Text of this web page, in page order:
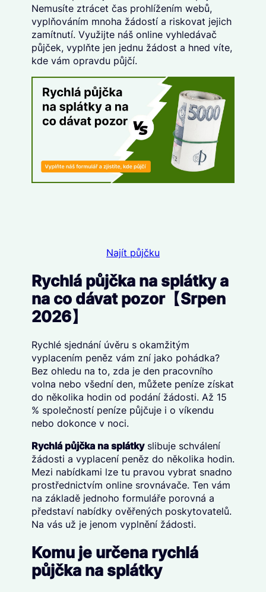
Nemusíte ztrácet čas prohlížením webů,
vyplňováním mnoha žádostí a riskovat jejich
zamítnutí. Využijte náš online vyhledávač
půjček, vyplňte jen jednu žádost a hned víte,
kde vám opravdu půjčí.
Najít půjčku
Rychlá půjčka na splátky a
na co dávat pozor【Srpen
2026】
Rychlé sjednání úvěru s okamžitým
vyplacením peněz vám zní jako pohádka?
Bez ohledu na to, zda je den pracovního
volna nebo všední den, můžete peníze získat
do několika hodin od podání žádosti. Až 15
% společností peníze půjčuje i o víkendu
nebo dokonce v noci.
Rychlá půjčka na splátkyslibuje schválení
žádosti a vyplacení peněz do několika hodin.
Mezi nabídkami lze tu pravou vybrat snadno
prostřednictvím online srovnávače. Ten vám
na základě jednoho formuláře porovná a
představí nabídky ověřených poskytovatelů.
Na vás už je jenom vyplnění žádosti.
Komu je určena rychlá
půjčka na splátky